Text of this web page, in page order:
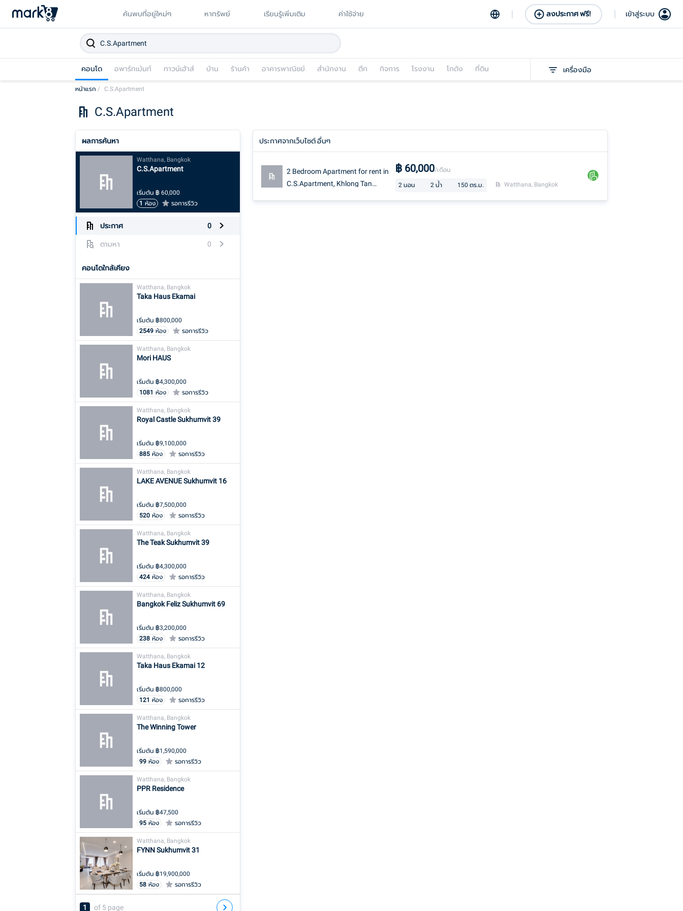
ค้นพบที่อยู่ใหม่ๆ หาทรัพย์ เรียนรู้เพิ่มเติม ค่าใช้จ่าย ลงประกาศ ฟรี! เข้าสู่ระบบ
คอนโด อพาร์ทเม้นท์ ทาวน์เฮ้าส์ บ้าน ร้านค้า อาคารพาณิชย์ สำนักงาน ตึก กิจการ โรงงาน โกดัง ที่ดิน เครื่องมือ
หน้าแรก / C.S.Apartment
C.S.Apartment
ผลการค้นหา
Watthana, Bangkok
C.S.Apartment
เริ่มต้น ฿ 60,000
1 ห้อง รอการรีวิว
ประกาศ 0
ตามหา 0
คอนโดใกล้เคียง
Watthana, Bangkok
Taka Haus Ekamai
เริ่มต้น ฿800,000
2549 ห้อง รอการรีวิว
Watthana, Bangkok
Mori HAUS
เริ่มต้น ฿4,300,000
1081 ห้อง รอการรีวิว
Watthana, Bangkok
Royal Castle Sukhumvit 39
เริ่มต้น ฿9,100,000
885 ห้อง รอการรีวิว
Watthana, Bangkok
LAKE AVENUE Sukhumvit 16
เริ่มต้น ฿7,500,000
520 ห้อง รอการรีวิว
Watthana, Bangkok
The Teak Sukhumvit 39
เริ่มต้น ฿4,300,000
424 ห้อง รอการรีวิว
Watthana, Bangkok
Bangkok Feliz Sukhumvit 69
เริ่มต้น ฿3,200,000
238 ห้อง รอการรีวิว
Watthana, Bangkok
Taka Haus Ekamai 12
เริ่มต้น ฿800,000
121 ห้อง รอการรีวิว
Watthana, Bangkok
The Winning Tower
เริ่มต้น ฿1,590,000
99 ห้อง รอการรีวิว
Watthana, Bangkok
PPR Residence
เริ่มต้น ฿47,500
95 ห้อง รอการรีวิว
Watthana, Bangkok
FYNN Sukhumvit 31
เริ่มต้น ฿19,900,000
58 ห้อง รอการรีวิว
1 of 5 page
ประกาศจากเว็บไซต์ อื่นๆ
2 Bedroom Apartment for rent in
C.S.Apartment, Khlong Tan
฿ 60,000/เดือน
2 นอน 2 น้ำ 150 ตร.ม. Watthana, Bangkok